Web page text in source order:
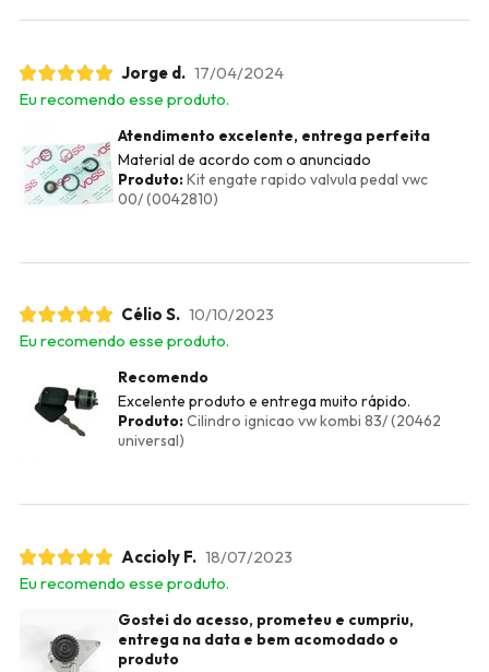
Jorge d. 17/04/2024
Eu recomendo esse produto.
Atendimento excelente, entrega perfeita
Material de acordo com o anunciado
Produto:Kit engate rapido valvula pedal vwc
00/ (0042810)
Célio S. 10/10/2023
Eu recomendo esse produto.
Recomendo
Excelente produto e entrega muito rápido.
Produto:Cilindro ignicao vw kombi 83/ (20462
universal)
Accioly F. 18/07/2023
Eu recomendo esse produto.
Gostei do acesso, prometeu e cumpriu,
entrega na data e bem acomodado o
produto